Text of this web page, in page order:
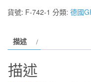
衛
浴】
國
四
貨號: F-742-1 分類: 德國
描述
描述